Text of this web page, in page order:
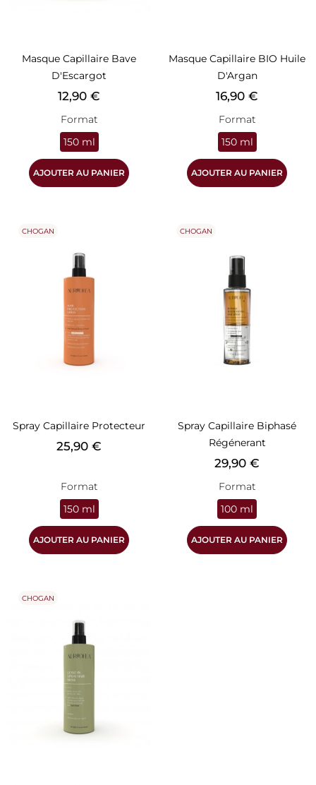
Masque Capillaire Bave
D'Escargot
Prix
12,90 €
Format
150 ml
AJOUTER AU PANIER
Masque Capillaire BIO Huile
D'Argan
Prix
16,90 €
Format
150 ml
AJOUTER AU PANIER
Spray Capillaire Protecteur
Prix
25,90 €
Format
150 ml
AJOUTER AU PANIER
CHOGAN
Spray Capillaire Biphasé
Régénerant
Prix
29,90 €
Format
100 ml
AJOUTER AU PANIER
CHOGAN
CHOGAN